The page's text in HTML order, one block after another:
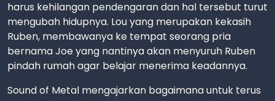
harus kehilangan pendengaran dan hal tersebut turut
mengubah hidupnya. Lou yang merupakan kekasih
Ruben, membawanya ke tempat seorang pria
bernama Joe yang nantinya akan menyuruh Ruben
pindah rumah agar belajar menerima keadannya.
Sound of Metal mengajarkan bagaimana untuk terus